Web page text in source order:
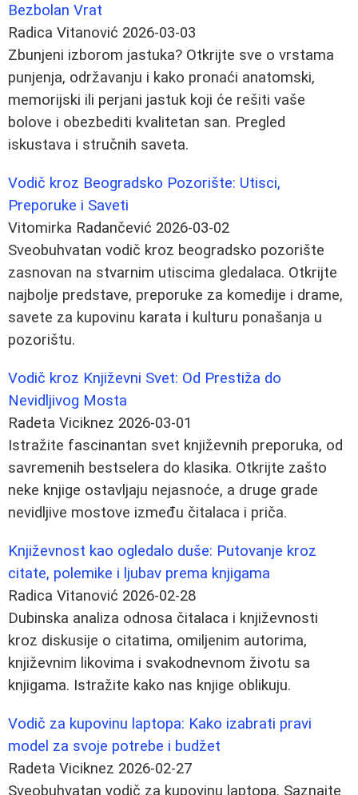
Bezbolan Vrat
Radica Vitanović 2026-03-03
Zbunjeni izborom jastuka? Otkrijte sve o vrstama
punjenja, održavanju i kako pronaći anatomski,
memorijski ili perjani jastuk koji će rešiti vaše
bolove i obezbediti kvalitetan san. Pregled
iskustava i stručnih saveta.
Vodič kroz Beogradsko Pozorište: Utisci,
Preporuke i Saveti
Vitomirka Radančević 2026-03-02
Sveobuhvatan vodič kroz beogradsko pozorište
zasnovan na stvarnim utiscima gledalaca. Otkrijte
najbolje predstave, preporuke za komedije i drame,
savete za kupovinu karata i kulturu ponašanja u
pozorištu.
Vodič kroz Književni Svet: Od Prestiža do
Nevidljivog Mosta
Radeta Viciknez 2026-03-01
Istražite fascinantan svet književnih preporuka, od
savremenih bestselera do klasika. Otkrijte zašto
neke knjige ostavljaju nejasnoće, a druge grade
nevidljive mostove između čitalaca i priča.
Književnost kao ogledalo duše: Putovanje kroz
citate, polemike i ljubav prema knjigama
Radica Vitanović 2026-02-28
Dubinska analiza odnosa čitalaca i književnosti
kroz diskusije o citatima, omiljenim autorima,
književnim likovima i svakodnevnom životu sa
knjigama. Istražite kako nas knjige oblikuju.
Vodič za kupovinu laptopa: Kako izabrati pravi
model za svoje potrebe i budžet
Radeta Viciknez 2026-02-27
Sveobuhvatan vodič za kupovinu laptopa. Saznajte